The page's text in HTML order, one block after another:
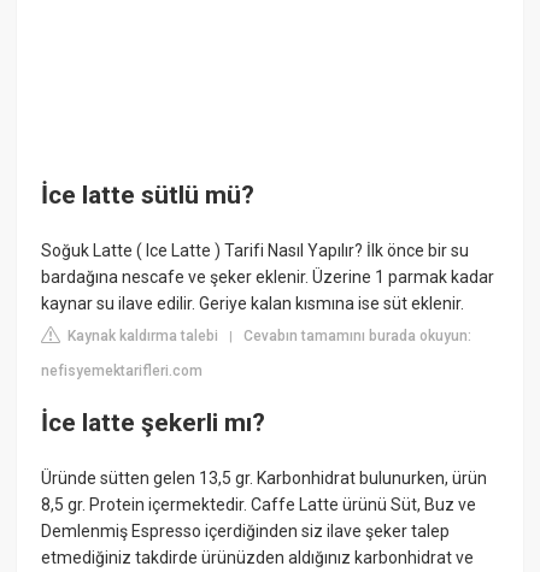
İce latte sütlü mü?
Soğuk Latte ( Ice Latte ) Tarifi Nasıl Yapılır? İlk önce bir su
bardağına nescafe ve şeker eklenir. Üzerine 1 parmak kadar
kaynar su ilave edilir. Geriye kalan kısmına ise süt eklenir.
Kaynak kaldırma talebi |Cevabın tamamını burada okuyun:
nefisyemektarifleri.com
İce latte şekerli mı?
Üründe sütten gelen 13,5 gr. Karbonhidrat bulunurken, ürün
8,5 gr. Protein içermektedir. Caffe Latte ürünü Süt, Buz ve
Demlenmiş Espresso içerdiğinden siz ilave şeker talep
etmediğiniz takdirde ürünüzden aldığınız karbonhidrat ve